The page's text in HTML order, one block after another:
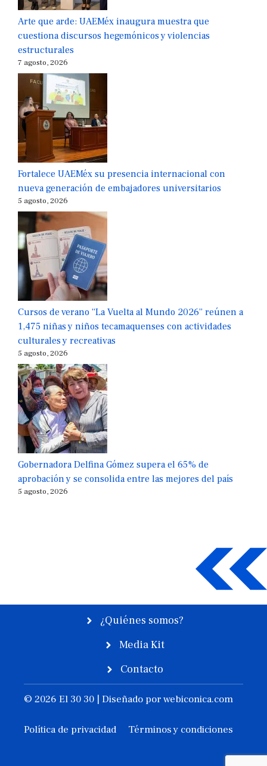
Arte que arde: UAEMéx inaugura muestra que
cuestiona discursos hegemónicos y violencias
estructurales
7 agosto, 2026
Fortalece UAEMéx su presencia internacional con
nueva generación de embajadores universitarios
5 agosto, 2026
Cursos de verano “La Vuelta al Mundo 2026” reúnen a
1,475 niñas y niños tecamaquenses con actividades
culturales y recreativas
5 agosto, 2026
Gobernadora Delfina Gómez supera el 65% de
aprobación y se consolida entre las mejores del país
5 agosto, 2026
¿Quiénes somos?
Media Kit
Contacto
© 2026 El 30 30 | Diseñado porwebiconica.com
Política de privacidad Términos y condiciones